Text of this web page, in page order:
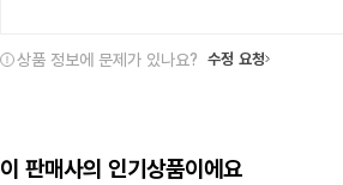
상품 정보에 문제가 있나요? 수정 요청
이 판매사의 인기상품이에요